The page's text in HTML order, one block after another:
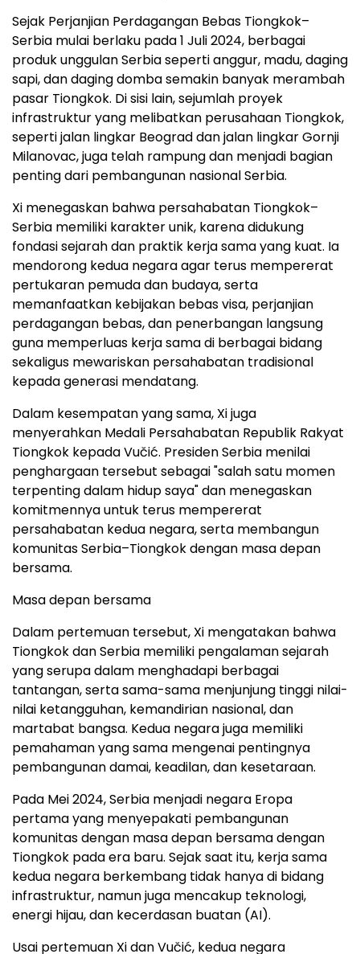
Sejak Perjanjian Perdagangan Bebas Tiongkok–
Serbia mulai berlaku pada 1 Juli 2024, berbagai
produk unggulan Serbia seperti anggur, madu, daging
sapi, dan daging domba semakin banyak merambah
pasar Tiongkok. Di sisi lain, sejumlah proyek
infrastruktur yang melibatkan perusahaan Tiongkok,
seperti jalan lingkar Beograd dan jalan lingkar Gornji
Milanovac, juga telah rampung dan menjadi bagian
penting dari pembangunan nasional Serbia.
Xi menegaskan bahwa persahabatan Tiongkok–
Serbia memiliki karakter unik, karena didukung
fondasi sejarah dan praktik kerja sama yang kuat. Ia
mendorong kedua negara agar terus mempererat
pertukaran pemuda dan budaya, serta
memanfaatkan kebijakan bebas visa, perjanjian
perdagangan bebas, dan penerbangan langsung
guna memperluas kerja sama di berbagai bidang
sekaligus mewariskan persahabatan tradisional
kepada generasi mendatang.
Dalam kesempatan yang sama, Xi juga
menyerahkan Medali Persahabatan Republik Rakyat
Tiongkok kepada Vučić. Presiden Serbia menilai
penghargaan tersebut sebagai "salah satu momen
terpenting dalam hidup saya" dan menegaskan
komitmennya untuk terus mempererat
persahabatan kedua negara, serta membangun
komunitas Serbia–Tiongkok dengan masa depan
bersama.
Masa depan bersama
Dalam pertemuan tersebut, Xi mengatakan bahwa
Tiongkok dan Serbia memiliki pengalaman sejarah
yang serupa dalam menghadapi berbagai
tantangan, serta sama-sama menjunjung tinggi nilai-
nilai ketangguhan, kemandirian nasional, dan
martabat bangsa. Kedua negara juga memiliki
pemahaman yang sama mengenai pentingnya
pembangunan damai, keadilan, dan kesetaraan.
Pada Mei 2024, Serbia menjadi negara Eropa
pertama yang menyepakati pembangunan
komunitas dengan masa depan bersama dengan
Tiongkok pada era baru. Sejak saat itu, kerja sama
kedua negara berkembang tidak hanya di bidang
infrastruktur, namun juga mencakup teknologi,
energi hijau, dan kecerdasan buatan (AI).
Usai pertemuan Xi dan Vučić, kedua negara